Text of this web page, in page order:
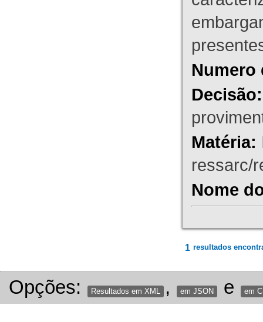
Numero
Decisão:
Matéria:
ressarc/
Nome
1 resultados
Opções: Resultados em XML , em JSON e em